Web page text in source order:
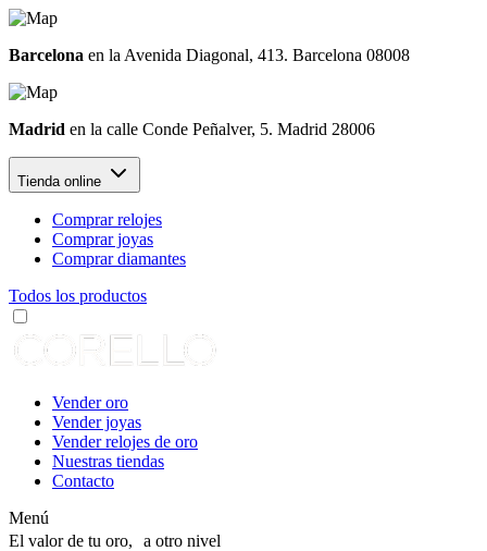
Barcelona en la Avenida Diagonal, 413. Barcelona 08008
Madrid en la calle Conde Peñalver, 5. Madrid 28006
Tienda online
Comprar relojes
Comprar joyas
Comprar diamantes
Todos los productos
Vender oro
Vender joyas
Vender relojes de oro
Nuestras tiendas
Contacto
Menú
El valor de tu oro, a otro nivel